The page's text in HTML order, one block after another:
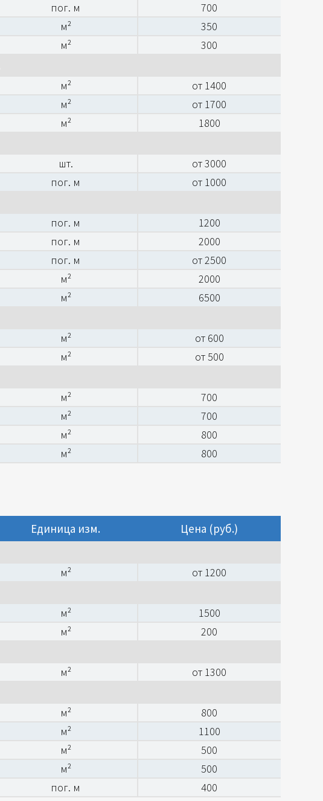
пог. м
700
м²
350
м²
300
м²
от 1400
м²
от 1700
м²
1800
шт.
от 3000
пог. м
от 1000
пог. м
1200
пог. м
2000
пог. м
от 2500
м²
2000
м²
6500
м²
от 600
м²
от 500
м²
700
м²
700
м²
800
м² 800
Единица изм. Цена (руб.)
м²
от 1200
м²
1500
м²
200
м²
от 1300
м²
800
м²
1100
м²
500
м²
500
пог. м 400